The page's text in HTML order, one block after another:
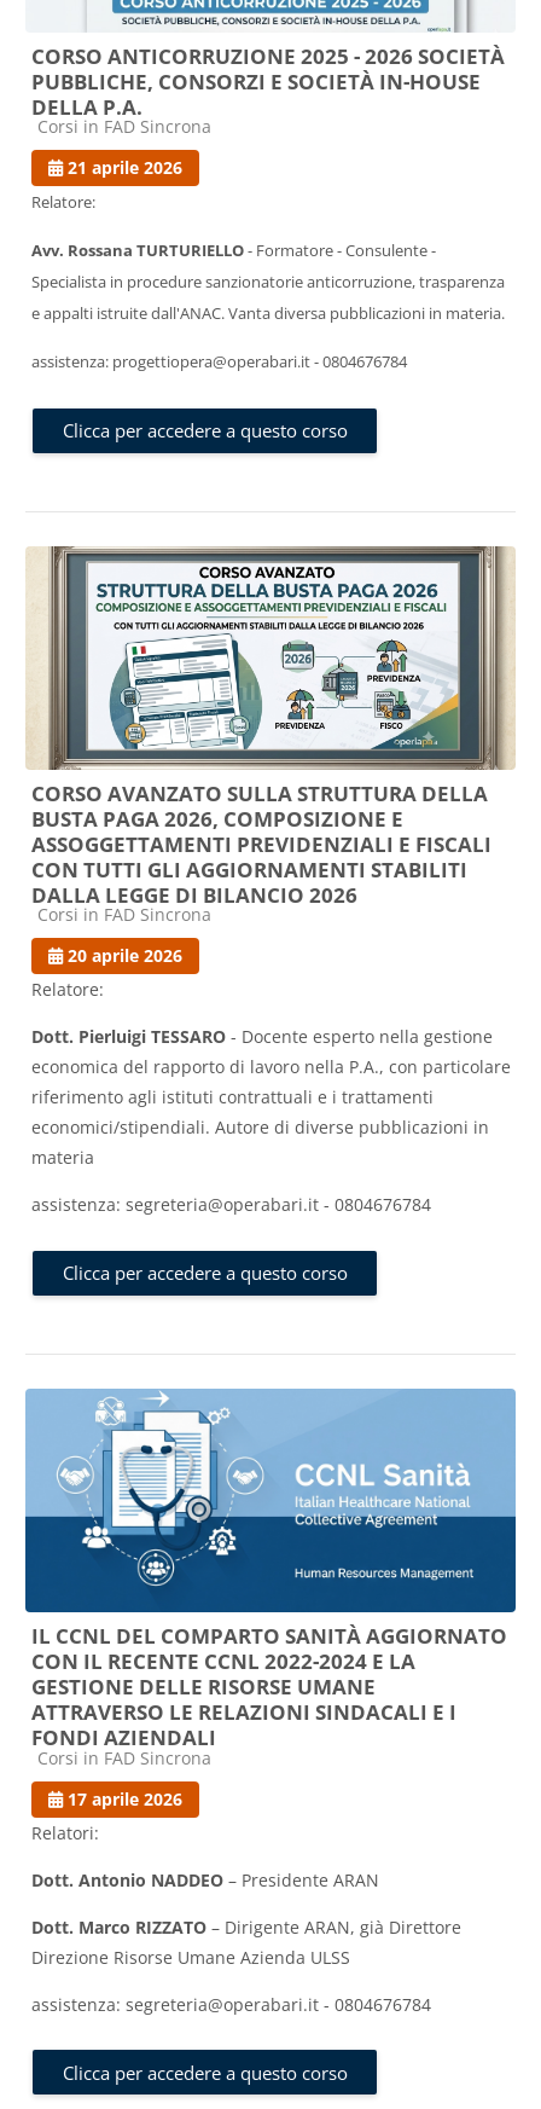
CORSO ANTICORRUZIONE 2025 - 2026 SOCIETÀ
PUBBLICHE, CONSORZI E SOCIETÀ IN-HOUSE
DELLA P.A.
Categoria di corsi
Corsi in FAD Sincrona
21 aprile 2026
Relatore:
Avv. Rossana TURTURIELLO- Formatore - Consulente -
Specialista in procedure sanzionatorie anticorruzione, trasparenza
e appalti istruite dall'ANAC. Vanta diversa pubblicazioni in materia.
assistenza: progettiopera@operabari.it - 0804676784
Clicca per accedere a questo corso
CORSO AVANZATO SULLA STRUTTURA DELLA
BUSTA PAGA 2026, COMPOSIZIONE E
ASSOGGETTAMENTI PREVIDENZIALI E FISCALI
CON TUTTI GLI AGGIORNAMENTI STABILITI
DALLA LEGGE DI BILANCIO 2026
Categoria di corsi
Corsi in FAD Sincrona
20 aprile 2026
Relatore:
Dott. Pierluigi TESSARO - Docente esperto nella gestione
economica del rapporto di lavoro nella P.A., con particolare
riferimento agli istituti contrattuali e i trattamenti
economici/stipendiali. Autore di diverse pubblicazioni in
materia
assistenza: segreteria@operabari.it - 0804676784
Clicca per accedere a questo corso
IL CCNL DEL COMPARTO SANITÀ AGGIORNATO
CON IL RECENTE CCNL 2022-2024 E LA
GESTIONE DELLE RISORSE UMANE
ATTRAVERSO LE RELAZIONI SINDACALI E I
FONDI AZIENDALI
Categoria di corsi
Corsi in FAD Sincrona
17 aprile 2026
Relatori:
Dott. Antonio NADDEO – Presidente ARAN
Dott. Marco RIZZATO – Dirigente ARAN, già Direttore
Direzione Risorse Umane Azienda ULSS
assistenza: segreteria@operabari.it - 0804676784
Clicca per accedere a questo corso